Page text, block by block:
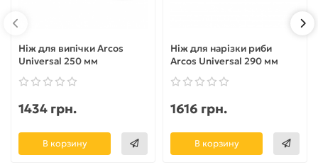
Ніж для випічки Arcos
Universal 250 мм
1434 грн.
В корзину
Ніж для нарізки риби
Arcos Universal 290 мм
1616 грн.
В корзину